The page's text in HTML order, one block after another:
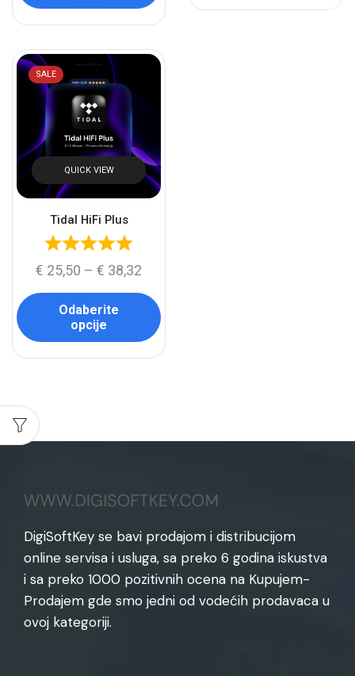
SALE
QUICK VIEW
Tidal HiFi Plus
€ 25,50 – € 38,32
Odaberite
opcije
DigiSoftKey se bavi prodajom i distribucijom
online servisa i usluga, sa preko 6 godina iskustva
i sa preko 1000 pozitivnih ocena na Kupujem-
Prodajem gde smo jedni od vodećih prodavaca u
ovoj kategoriji.